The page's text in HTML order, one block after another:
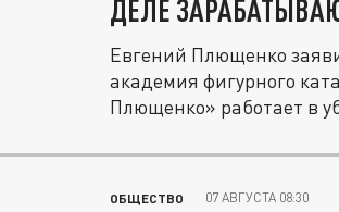
ДЕЛЕ
Евгений Плющенко
академия фигурного
Плющенко» работает в
ОБЩЕСТВО 07 АВГУСТА 08:30